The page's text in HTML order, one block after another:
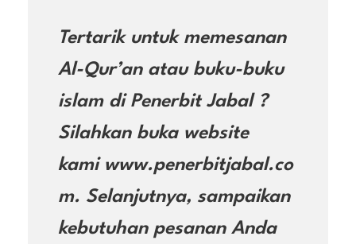
Tertarik untuk memesanan
Al-Qur’an atau buku-buku
islam di Penerbit Jabal ?
Silahkan buka website
kami www.penerbitjabal.co
m. Selanjutnya, sampaikan
kebutuhan pesanan Anda